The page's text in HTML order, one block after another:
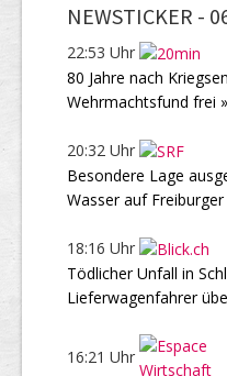
NEWSTICKER -
22:53 Uhr
80 Jahre nach
Wehrmachtsfund frei »
20:32 Uhr
Besondere Lage
Wasser auf Freiburger
18:16 Uhr
Tödlicher Unfall in
Lieferwagenfahrer
16:21 Uhr